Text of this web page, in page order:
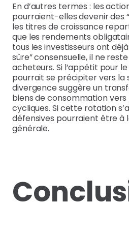
En d’autres termes : les
pourraient-elles devenir des
les titres de croissance
que les rendements
tous les investisseurs ont
sûre” consensuelle, il ne
acheteurs. Si l’appétit pour
pourrait se précipiter vers la
divergence suggère un
biens de consommation vers
cycliques. Si cette rotation
défensives pourraient être à
générale.